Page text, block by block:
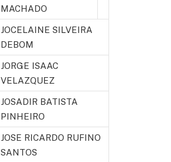
MACHADO
JOCELAINE SILVEIRA
DEBOM
JORGE ISAAC
VELAZQUEZ
JOSADIR BATISTA
PINHEIRO
JOSE RICARDO RUFINO
SANTOS